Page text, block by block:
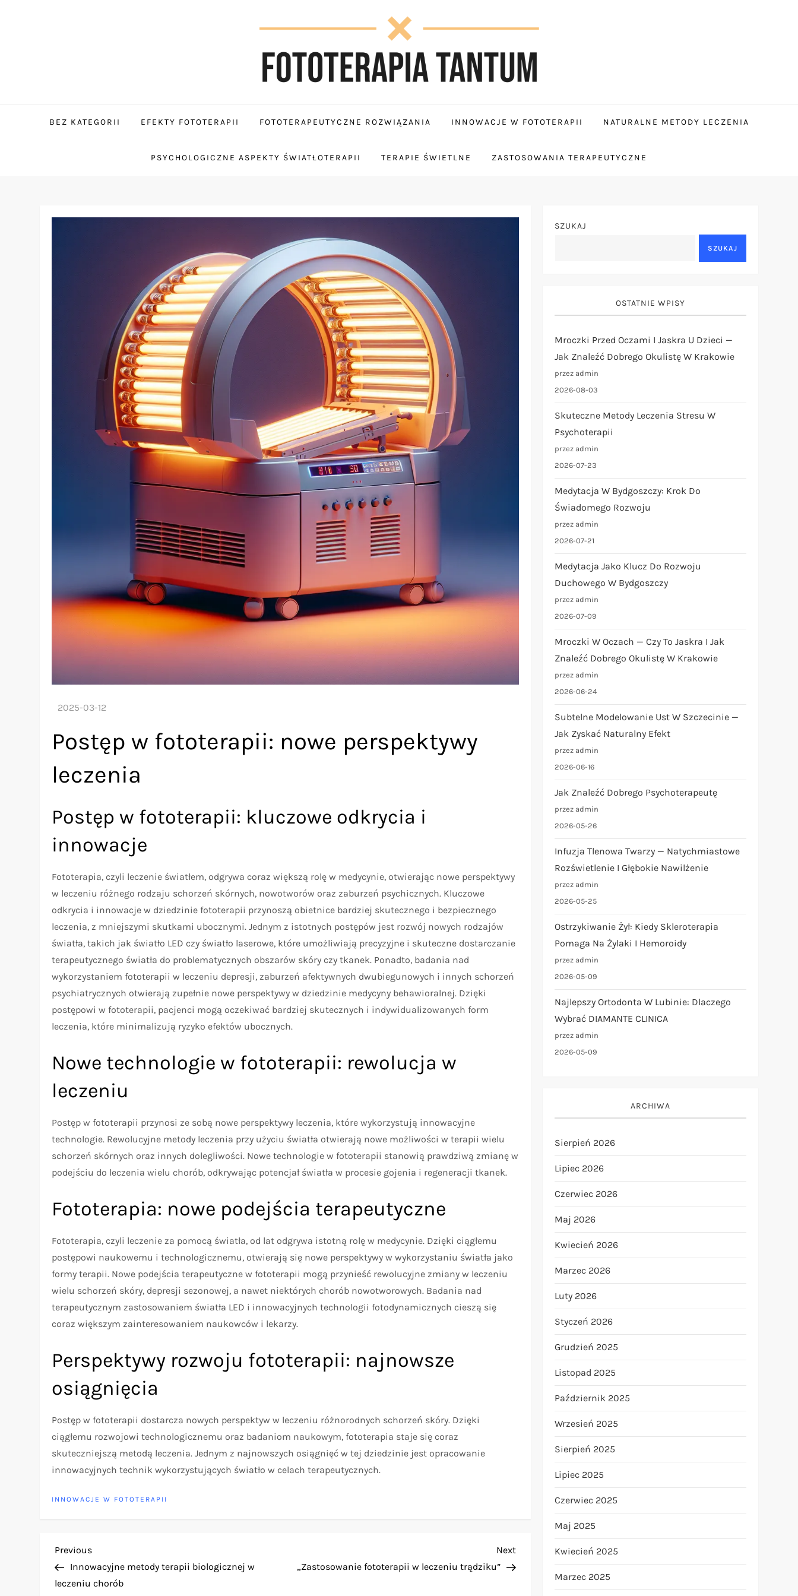
BEZ KATEGORII EFEKTY FOTOTERAPII FOTOTERAPEUTYCZNE ROZWIĄZANIA INNOWACJE W FOTOTERAPII NATURALNE METODY LECZENIA
PSYCHOLOGICZNE ASPEKTY ŚWIATŁOTERAPII TERAPIE ŚWIETLNE ZASTOSOWANIA TERAPEUTYCZNE
Postęp w fototerapii: nowe perspektywy
leczenia
Postęp w fototerapii: kluczowe odkrycia i
innowacje
Fototerapia, czyli leczenie światłem, odgrywa coraz większą rolę w medycynie, otwierając nowe perspektywy
w leczeniu różnego rodzaju schorzeń skórnych, nowotworów oraz zaburzeń psychicznych. Kluczowe
odkrycia i innowacje w dziedzinie fototerapii przynoszą obietnice bardziej skutecznego i bezpiecznego
leczenia, z mniejszymi skutkami ubocznymi. Jednym z istotnych postępów jest rozwój nowych rodzajów
światła, takich jak światło LED czy światło laserowe, które umożliwiają precyzyjne i skuteczne dostarczanie
terapeutycznego światła do problematycznych obszarów skóry czy tkanek. Ponadto, badania nad
wykorzystaniem fototerapii w leczeniu depresji, zaburzeń afektywnych dwubiegunowych i innych schorzeń
psychiatrycznych otwierają zupełnie nowe perspektywy w dziedzinie medycyny behawioralnej. Dzięki
postępowi w fototerapii, pacjenci mogą oczekiwać bardziej skutecznych i indywidualizowanych form
leczenia, które minimalizują ryzyko efektów ubocznych.
Nowe technologie w fototerapii: rewolucja w
leczeniu
Postęp w fototerapii przynosi ze sobą nowe perspektywy leczenia, które wykorzystują innowacyjne
technologie. Rewolucyjne metody leczenia przy użyciu światła otwierają nowe możliwości w terapii wielu
schorzeń skórnych oraz innych dolegliwości. Nowe technologie w fototerapii stanowią prawdziwą zmianę w
podejściu do leczenia wielu chorób, odkrywając potencjał światła w procesie gojenia i regeneracji tkanek.
Fototerapia: nowe podejścia terapeutyczne
Fototerapia, czyli leczenie za pomocą światła, od lat odgrywa istotną rolę w medycynie. Dzięki ciągłemu
postępowi naukowemu i technologicznemu, otwierają się nowe perspektywy w wykorzystaniu światła jako
formy terapii. Nowe podejścia terapeutyczne w fototerapii mogą przynieść rewolucyjne zmiany w leczeniu
wielu schorzeń skóry, depresji sezonowej, a nawet niektórych chorób nowotworowych. Badania nad
terapeutycznym zastosowaniem światła LED i innowacyjnych technologii fotodynamicznych cieszą się
coraz większym zainteresowaniem naukowców i lekarzy.
Perspektywy rozwoju fototerapii: najnowsze
osiągnięcia
Postęp w fototerapii dostarcza nowych perspektyw w leczeniu różnorodnych schorzeń skóry. Dzięki
ciągłemu rozwojowi technologicznemu oraz badaniom naukowym, fototerapia staje się coraz
skuteczniejszą metodą leczenia. Jednym z najnowszych osiągnięć w tej dziedzinie jest opracowanie
innowacyjnych technik wykorzystujących światło w celach terapeutycznych.
INNOWACJE W FOTOTERAPII
N
a
Previous
Post
Previous
Innowacyjne metody terapii biologicznej w
leczeniu chorób
Next
Post
Next
„Zastosowanie fototerapii w leczeniu trądziku”
SZUKAJ
SZUKAJ
OSTATNIE WPISY
Mroczki Przed Oczami I Jaskra U Dzieci —
Jak Znaleźć Dobrego Okulistę W Krakowie
przez admin
2026-08-03
Skuteczne Metody Leczenia Stresu W
Psychoterapii
przez admin
2026-07-23
Medytacja W Bydgoszczy: Krok Do
Świadomego Rozwoju
przez admin
2026-07-21
Medytacja Jako Klucz Do Rozwoju
Duchowego W Bydgoszczy
przez admin
2026-07-09
Mroczki W Oczach — Czy To Jaskra I Jak
Znaleźć Dobrego Okulistę W Krakowie
przez admin
2026-06-24
Subtelne Modelowanie Ust W Szczecinie —
Jak Zyskać Naturalny Efekt
przez admin
2026-06-16
Jak Znaleźć Dobrego Psychoterapeutę
przez admin
2026-05-26
Infuzja Tlenowa Twarzy — Natychmiastowe
Rozświetlenie I Głębokie Nawilżenie
przez admin
2026-05-25
Ostrzykiwanie Żył: Kiedy Skleroterapia
Pomaga Na Żylaki I Hemoroidy
przez admin
2026-05-09
Najlepszy Ortodonta W Lubinie: Dlaczego
Wybrać DIAMANTE CLINICA
przez admin
2026-05-09
ARCHIWA
Sierpień 2026
Lipiec 2026
Czerwiec 2026
Maj 2026
Kwiecień 2026
Marzec 2026
Luty 2026
Styczeń 2026
Grudzień 2025
Listopad 2025
Październik 2025
Wrzesień 2025
Sierpień 2025
Lipiec 2025
Czerwiec 2025
Maj 2025
Kwiecień 2025
Marzec 2025